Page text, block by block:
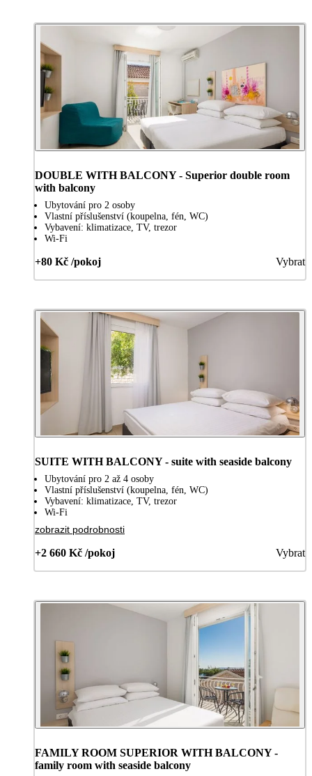
DOUBLE WITH BALCONY - Superior double room
with balcony
Ubytování pro 2 osoby
Vlastní příslušenství (koupelna, fén, WC)
Vybavení: klimatizace, TV, trezor
Wi-Fi
+80 Kč /pokoj Vybrat
SUITE WITH BALCONY - suite with seaside balcony
Ubytování pro 2 až 4 osoby
Vlastní příslušenství (koupelna, fén, WC)
Vybavení: klimatizace, TV, trezor
Wi-Fi
zobrazit podrobnosti
+2 660 Kč /pokoj Vybrat
FAMILY ROOM SUPERIOR WITH BALCONY -
family room with seaside balcony